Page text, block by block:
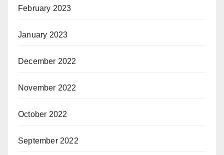
February 2023
January 2023
December 2022
November 2022
October 2022
September 2022